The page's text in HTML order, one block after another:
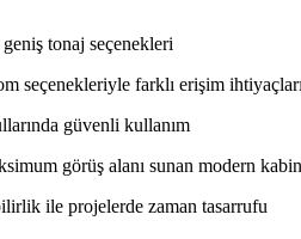
tonaj seçenekleri
seçenekleriyle farklı erişim
güvenli kullanım
görüş alanı sunan modern kabin
ile projelerde zaman tasarrufu